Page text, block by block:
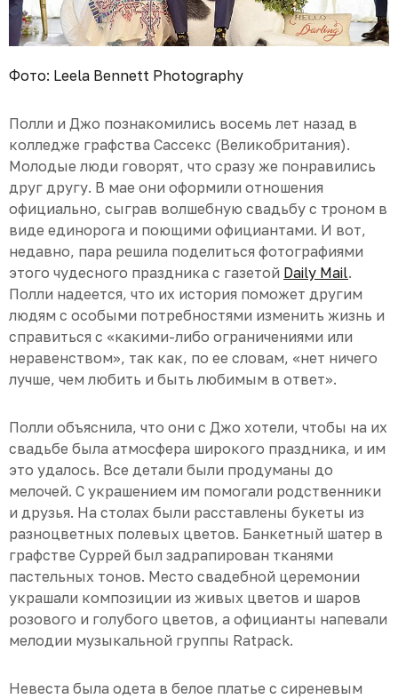
Фото: Leela Bennett Photography
Полли и Джо познакомились восемь лет назад в
колледже графства Сассекс (Великобритания).
Молодые люди говорят, что сразу же понравились
друг другу. В мае они оформили отношения
официально, сыграв волшебную свадьбу с троном в
виде единорога и поющими официантами. И вот,
недавно, пара решила поделиться фотографиями
этого чудесного праздника с газетой Daily Mail.
Полли надеется, что их история поможет другим
людям с особыми потребностями изменить жизнь и
справиться с «какими-либо ограничениями или
неравенством», так как, по ее словам, «нет ничего
лучше, чем любить и быть любимым в ответ».
Полли объяснила, что они с Джо хотели, чтобы на их
свадьбе была атмосфера широкого праздника, и им
это удалось. Все детали были продуманы до
мелочей. С украшением им помогали родственники
и друзья. На столах были расставлены букеты из
разноцветных полевых цветов. Банкетный шатер в
графстве Суррей был задрапирован тканями
пастельных тонов. Место свадебной церемонии
украшали композиции из живых цветов и шаров
розового и голубого цветов, а официанты напевали
мелодии музыкальной группы Ratpack.
Невеста была одета в белое платье с сиреневым